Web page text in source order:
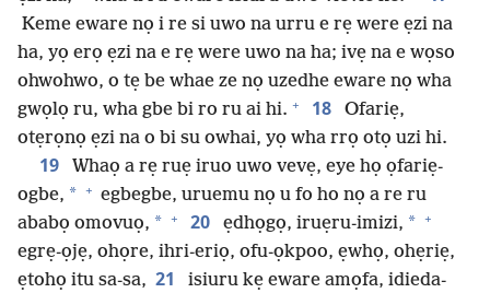
Keme eware nọ i re si uwo na urru e rẹ were ẹzi na
ha, yọ erọ ẹzi na e rẹ were uwo na ha; ivẹ na e wọso
ohwohwo, o tẹ be whae ze nọ uzedhe eware nọ wha
gwọlọ ru, wha gbe bi ro ru ai hi. + 18
Ofariẹ,
otẹrọnọ ẹzi na o bi su owhai, yọ wha rrọ otọ uzi hi.
19
Whaọ a rẹ ruẹ iruo uwo vevẹ, eye họ ọfariẹ-
ogbe, * + egbegbe, uruemu nọ u fo ho nọ a re ru
ababọ omovuọ, * + 20 ẹdhọgọ, iruẹru-imizi, * +
egrẹ-ọjẹ, ohọre, ihri-eriọ, ofu-ọkpoo, ẹwhọ, ohẹriẹ,
ẹtohọ itu sa-sa, 21
isiuru kẹ eware amọfa, idieda-